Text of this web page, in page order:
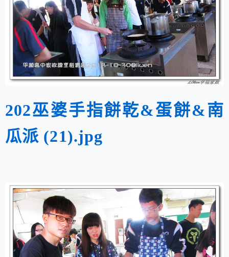
202巫婆手指餅乾&蛋餅&南
瓜派 (21).jpg